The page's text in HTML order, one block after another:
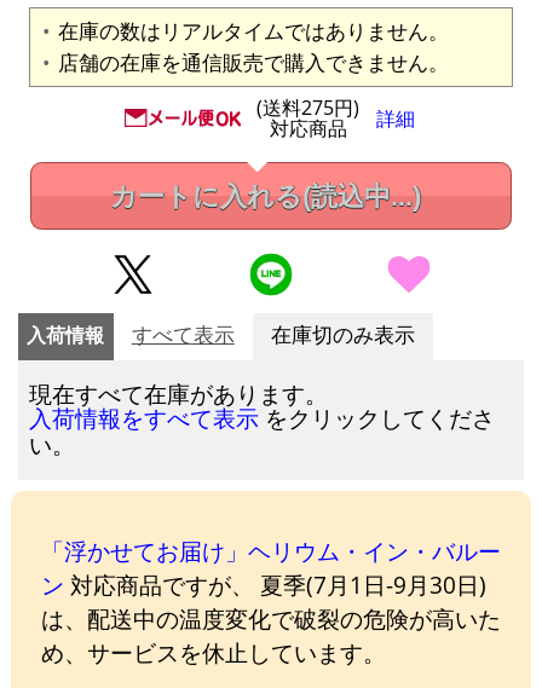
在庫の数はリアルタイムではありません。
店舗の在庫を通信販売で購入できません。
(送料275円)
対応商品 詳細
カートに入れる(読込中...)
入荷情報 すべて表示 在庫切のみ表示
現在すべて在庫があります。
入荷情報をすべて表示 をクリックしてくださ
い。
「浮かせてお届け」ヘリウム・イン・バルー
ン 対応商品ですが、 夏季(7月1日-9月30日)
は、配送中の温度変化で破裂の危険が高いた
め、サービスを休止しています。